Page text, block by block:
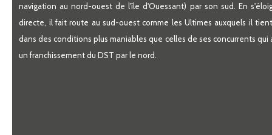
navigation au nord-ouest de l'île d'Ouessant) par son sud. En
directe, il fait route au sud-ouest comme les Ultimes auxquels il
dans des conditions plus maniables que celles de ses concurrents
un franchissement du DST par le nord.